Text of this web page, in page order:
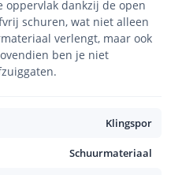
oppervlak dankzij de open
schuren, wat niet alleen
verlengt, maar ook
ben je niet
Klingspor
Schuurmateriaal